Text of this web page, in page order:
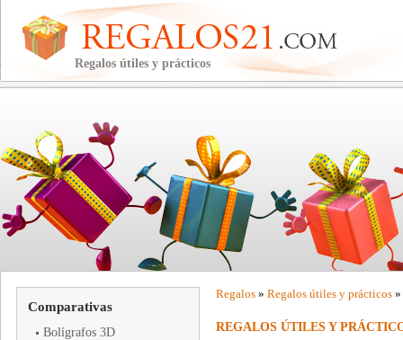
Regalos útiles y prácticos
Comparativas
Bolígrafos 3D
Regalos » Regalos útiles y prácticos »
REGALOS ÚTILES Y